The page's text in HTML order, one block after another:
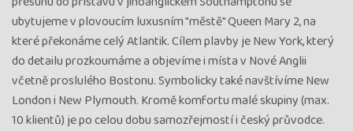
ubytujeme v plovoucím luxusním "městě" Queen Mary 2, na
které překonáme celý Atlantik. Cílem plavby je New York, který
do detailu prozkoumáme a objevíme i místa v Nové Anglii
včetně proslulého Bostonu. Symbolicky také navštívíme New
London i New Plymouth. Kromě komfortu malé skupiny (max.
10 klientů) je po celou dobu samozřejmostí i český průvodce.